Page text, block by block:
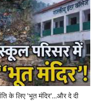
के लिए 'भूत मंदिर'...और दे दी